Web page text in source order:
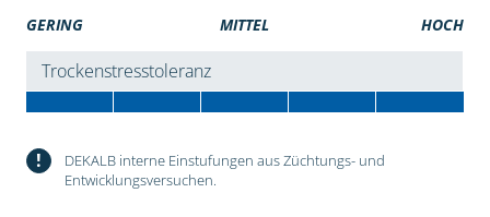
GERING MITTEL HOCH
Trockenstresstoleranz
!
DEKALB interne Einstufungen aus Züchtungs- und
Entwicklungsversuchen.